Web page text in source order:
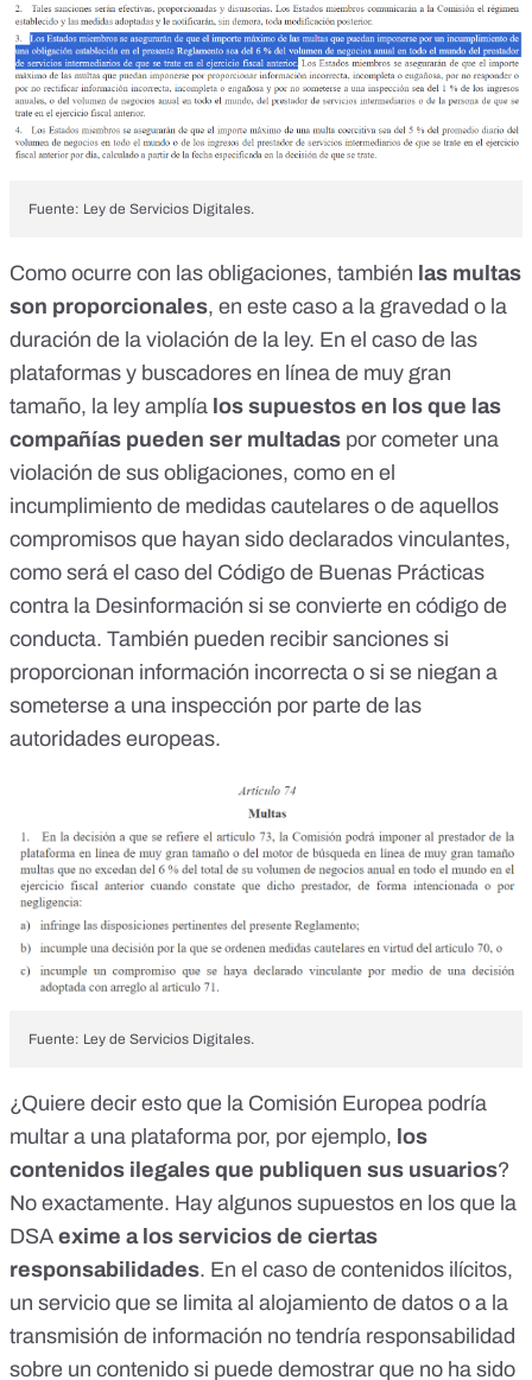
Fuente: Ley de Servicios Digitales.
Como ocurre con las obligaciones, también las multas
son proporcionales, en este caso a la gravedad o la
duración de la violación de la ley. En el caso de las
plataformas y buscadores en línea de muy gran
tamaño, la ley amplía los supuestos en los que las
compañías pueden ser multadas por cometer una
violación de sus obligaciones, como en el
incumplimiento de medidas cautelares o de aquellos
compromisos que hayan sido declarados vinculantes,
como será el caso del Código de Buenas Prácticas
contra la Desinformación si se convierte en código de
conducta. También pueden recibir sanciones si
proporcionan información incorrecta o si se niegan a
someterse a una inspección por parte de las
autoridades europeas.
Fuente: Ley de Servicios Digitales.
¿Quiere decir esto que la Comisión Europea podría
multar a una plataforma por, por ejemplo, los
contenidos ilegales que publiquen sus usuarios?
No exactamente. Hay algunos supuestos en los que la
DSA exime a los servicios de ciertas
responsabilidades. En el caso de contenidos ilícitos,
un servicio que se limita al alojamiento de datos o a la
transmisión de información no tendría responsabilidad
sobre un contenido si puede demostrar que no ha sido